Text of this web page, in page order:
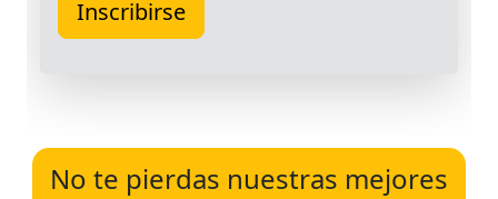
No te pierdas nuestras mejores